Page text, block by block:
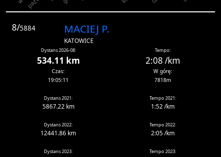
8/5884 MACIEJ P.
KATOWICE
Dystans 2026-08:
534.11 km
Tempo:
2:08 /km
Czas:
19:05:11
W górę:
7818m
Dystans 2021:
5867.22 km
Tempo 2021:
1:52 /km
Dystans 2022:
12441.86 km
Tempo 2022:
2:05 /km
Dystans 2023: Tempo 2023: